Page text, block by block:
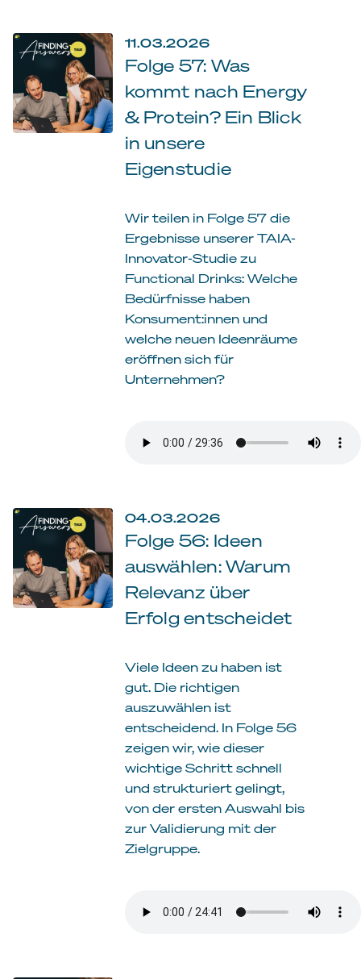
11.03.2026
Folge 57: Was
kommt nach Energy
& Protein? Ein Blick
in unsere
Eigenstudie
Wir teilen in Folge 57 die
Ergebnisse unserer TAIA-
Innovator-Studie zu
Functional Drinks: Welche
Bedürfnisse haben
Konsument:innen und
welche neuen Ideenräume
eröffnen sich für
Unternehmen?
04.03.2026
Folge 56: Ideen
auswählen: Warum
Relevanz über
Erfolg entscheidet
Viele Ideen zu haben ist
gut. Die richtigen
auszuwählen ist
entscheidend. In Folge 56
zeigen wir, wie dieser
wichtige Schritt schnell
und strukturiert gelingt,
von der ersten Auswahl bis
zur Validierung mit der
Zielgruppe.